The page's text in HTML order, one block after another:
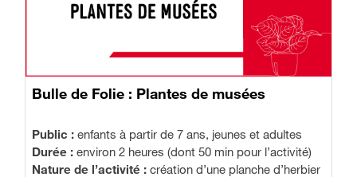
Bulle de Folie : Plantes de musées
Public : enfants à partir de 7 ans, jeunes et adultes
Durée : environ 2 heures (dont 50 min pour l’activité)
Nature de l’activité : création d’une planche d’herbier